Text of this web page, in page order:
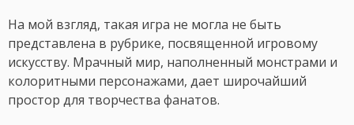
На мой взгляд, такая игра не могла не быть
представлена в рубрике, посвященной игровому
искусству. Мрачный мир, наполненный монстрами и
колоритными персонажами, дает широчайший
простор для творчества фанатов.